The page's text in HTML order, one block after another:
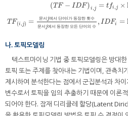
(TF − IDF) i , j = tfi , j ×
TF (i , j) = 문서 j에서 단어i가 등장한 횟수
문서 j에 서 등장한 모든 단어 의 수
, IDFi =
문서
나. 토픽모델링
텍스트마이닝 기법 중 토픽모델링은 방대
토픽 또는 주제를 찾아내는 기법이며, 관측치
제시하여 분석한다는 점에서 군집분석과 차
변수로서 토픽을 임의 추출하기 때문에 이론
되어야 한다. 잠재 디리클레 할당(Latent